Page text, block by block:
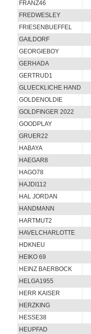
FRANZ46
FREDWESLEY
FRIESENBUEFFEL
GAILDORF
GEORGIEBOY
GERHADA
GERTRUD1
GLUECKLICHE HAND
GOLDENOLDIE
GOLDFINGER 2022
GOODPLAY
GRUER22
HABAYA
HAEGAR8
HAGO78
HAJDI112
HAL JORDAN
HANDMANN
HARTMUT2
HAVELCHARLOTTE
HDKNEU
HEIKO 69
HEINZ BAERBOCK
HELGA1955
HERR KAISER
HERZKING
HESSE38
HEUPFAD